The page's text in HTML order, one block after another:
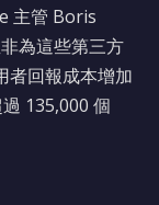
主管 Boris
為這些第三方
者回報成本增加
135,000 個